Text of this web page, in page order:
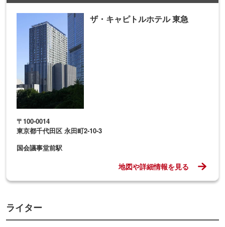
ザ・キャピトルホテル 東急
〒100-0014
東京都千代田区 永田町2-10-3
国会議事堂前駅
地図や詳細情報を見る
ライター